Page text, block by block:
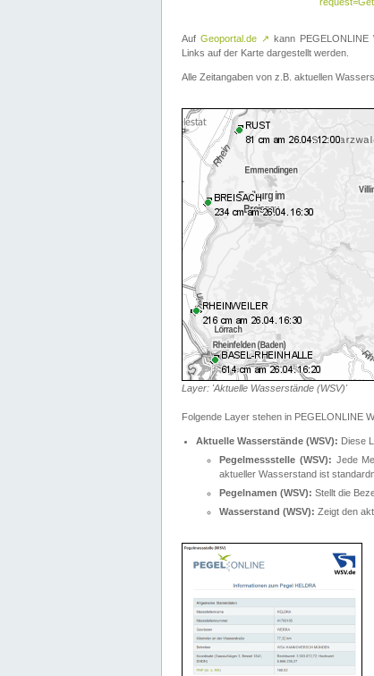
Auf Geoportal.de ↗ kann
Links auf der Karte dargestellt werden.
Alle Zeitangaben von z.B. aktuellen
Layer: 'Aktuelle Wasserstände (WSV)'
Folgende Layer stehen in PEGELONLINE
Aktuelle Wasserstände (WSV): Diese
Pegelmessstelle (WSV): Jede
aktueller Wasserstand ist
Pegelnamen (WSV): Stellt die
Wasserstand (WSV): Zeigt den